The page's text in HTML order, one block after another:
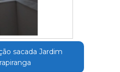
sacada Jardim